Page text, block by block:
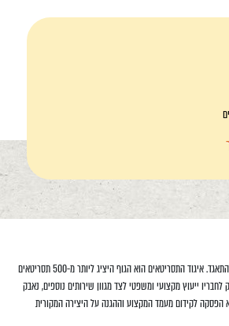
במקצוע בודד כמו כתיבה, חייבים להתאגד. איגוד התסריטאים הוא הגוף היציג ליותר מ-500 תסריטאים
לחבריו ייעוץ מקצועי ומשפטי לצד מגוון שירותים נוספים, נאבק
הפסקה לקידום מעמד המקצוע וההגנה על היצירה המקורית